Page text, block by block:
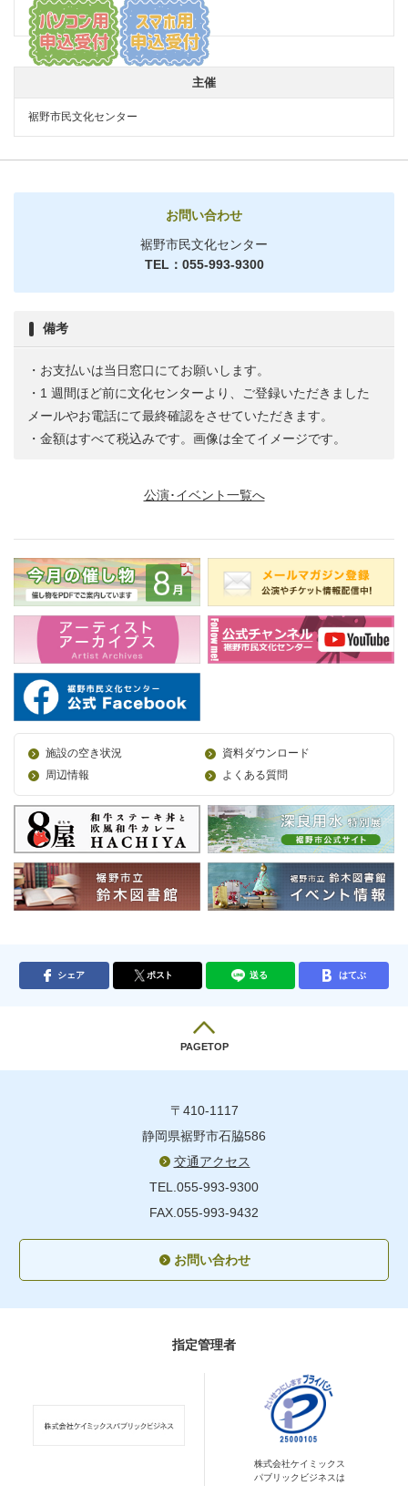
主催
裾野市民文化センター
お問い合わせ
裾野市民文化センター
TEL：055-993-9300
備考
・お支払いは当日窓口にてお願いします。
・1 週間ほど前に文化センターより、ご登録いただきました
メールやお電話にて最終確認をさせていただきます。
・金額はすべて税込みです。画像は全てイメージです。
公演･イベント一覧へ
施設の空き状況
資料ダウンロード
周辺情報
よくある質問
シェア ポスト 送る はてぶ
PAGETOP
〒410-1117
静岡県裾野市石脇586
交通アクセス
TEL.055-993-9300
FAX.055-993-9432
お問い合わせ
指定管理者
株式会社ケイミックス
パブリックビジネスは